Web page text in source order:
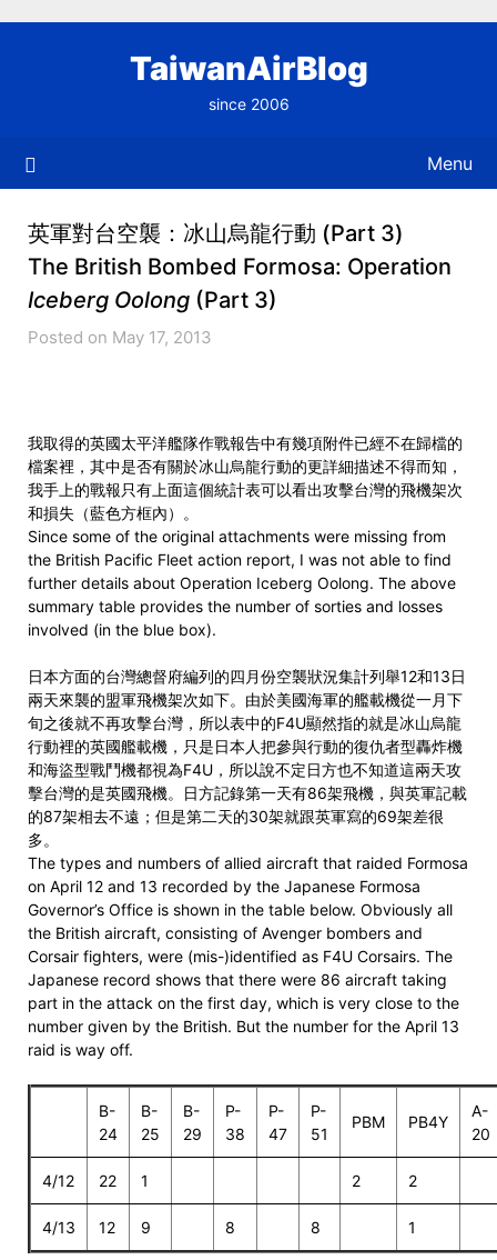
TaiwanAirBlog
since 2006
Menu
英軍對台空襲：冰山烏龍行動 (Part 3)
The British Bombed Formosa: Operation
Iceberg Oolong (Part 3)
Posted on May 17, 2013
我取得的英國太平洋艦隊作戰報告中有幾項附件已經不在歸檔的
檔案裡，其中是否有關於冰山烏龍行動的更詳細描述不得而知，
我手上的戰報只有上面這個統計表可以看出攻擊台灣的飛機架次
和損失（藍色方框內）。
Since some of the original attachments were missing from
the British Pacific Fleet action report, I was not able to find
further details about Operation Iceberg Oolong. The above
summary table provides the number of sorties and losses
involved (in the blue box).
日本方面的台灣總督府編列的四月份空襲狀況集計列舉12和13日
兩天來襲的盟軍飛機架次如下。由於美國海軍的艦載機從一月下
旬之後就不再攻擊台灣，所以表中的F4U顯然指的就是冰山烏龍
行動裡的英國艦載機，只是日本人把參與行動的復仇者型轟炸機
和海盜型戰鬥機都視為F4U，所以說不定日方也不知道這兩天攻
擊台灣的是英國飛機。日方記錄第一天有86架飛機，與英軍記載
的87架相去不遠；但是第二天的30架就跟英軍寫的69架差很
多。
The types and numbers of allied aircraft that raided Formosa
on April 12 and 13 recorded by the Japanese Formosa
Governor’s Office is shown in the table below. Obviously all
the British aircraft, consisting of Avenger bombers and
Corsair fighters, were (mis-)identified as F4U Corsairs. The
Japanese record shows that there were 86 aircraft taking
part in the attack on the first day, which is very close to the
number given by the British. But the number for the April 13
raid is way off.
B-
24
B-
25
B-
29
P-
38
P-
47
P-
51
PBM PB4Y
A-
20
4/12 22 1 2 2
4/13 12 9 8 8 1